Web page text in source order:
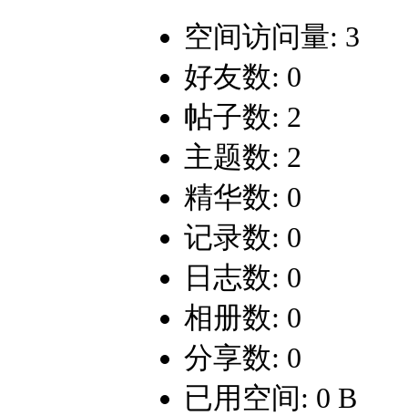
空间访问量: 3
好友数: 0
帖子数: 2
主题数: 2
精华数: 0
记录数: 0
日志数: 0
相册数: 0
分享数: 0
已用空间: 0 B